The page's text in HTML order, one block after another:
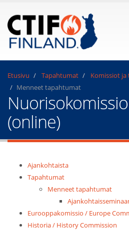
Etusivu Tapahtumat
Komissiot
Menneet tapahtumat
(online)
Ajankohtaista
Tapahtumat
Menneet tapahtumat
Eurooppakomissio / Europe
Historia / History Commission